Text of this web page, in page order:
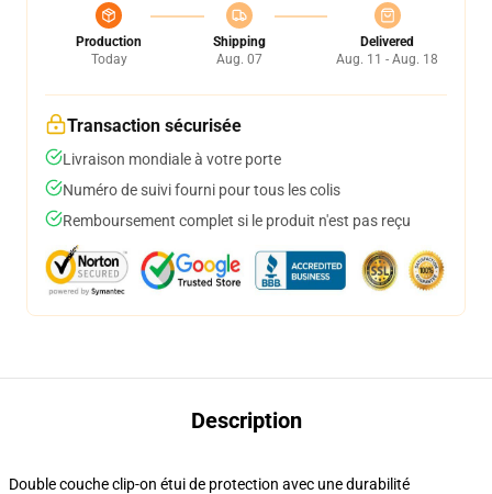
Production
Today
Shipping
Aug. 07
Delivered
Aug. 11 - Aug. 18
Transaction sécurisée
Livraison mondiale à votre porte
Numéro de suivi fourni pour tous les colis
Remboursement complet si le produit n'est pas reçu
Description
Double couche clip-on étui de protection avec une durabilité